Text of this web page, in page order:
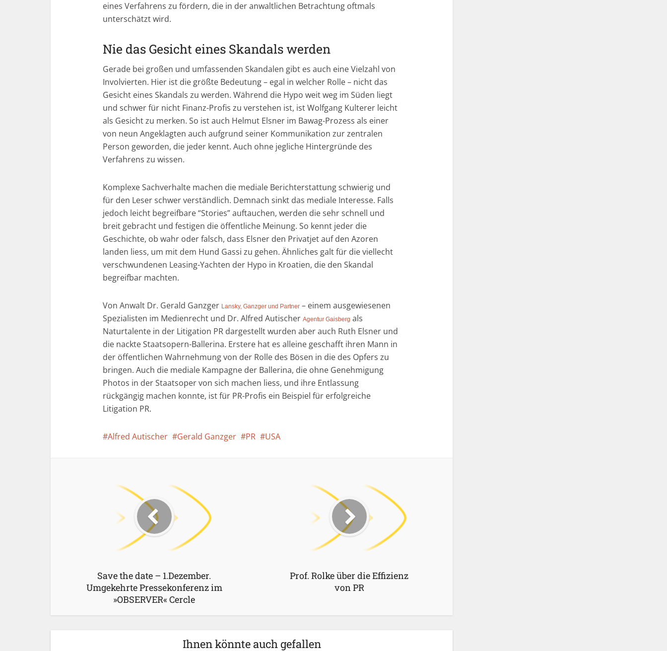
eines Verfahrens zu fördern, die in der anwaltlichen Betrachtung oftmals
unterschätzt wird.
Nie das Gesicht eines Skandals werden
Gerade bei großen und umfassenden Skandalen gibt es auch eine Vielzahl von
Involvierten. Hier ist die größte Bedeutung – egal in welcher Rolle – nicht das
Gesicht eines Skandals zu werden. Während die Hypo weit weg im Süden liegt
und schwer für nicht Finanz-Profis zu verstehen ist, ist Wolfgang Kulterer leicht
als Gesicht zu merken. So ist auch Helmut Elsner im Bawag-Prozess als einer
von neun Angeklagten auch aufgrund seiner Kommunikation zur zentralen
Person geworden, die jeder kennt. Auch ohne jegliche Hintergründe des
Verfahrens zu wissen.
Komplexe Sachverhalte machen die mediale Berichterstattung schwierig und
für den Leser schwer verständlich. Demnach sinkt das mediale Interesse. Falls
jedoch leicht begreifbare “Stories” auftauchen, werden die sehr schnell und
breit gebracht und festigen die öffentliche Meinung. So kennt jeder die
Geschichte, ob wahr oder falsch, dass Elsner den Privatjet auf den Azoren
landen liess, um mit dem Hund Gassi zu gehen. Ähnliches galt für die viellecht
verschwundenen Leasing-Yachten der Hypo in Kroatien, die den Skandal
begreifbar machten.
Von Anwalt Dr. Gerald Ganzger Lansky, Ganzger und Partner – einem ausgewiesenen
Spezialisten im Medienrecht und Dr. Alfred Autischer Agentur Gaisberg als
Naturtalente in der Litigation PR dargestellt wurden aber auch Ruth Elsner und
die nackte Staatsopern-Ballerina. Erstere hat es alleine geschafft ihren Mann in
der öffentlichen Wahrnehmung von der Rolle des Bösen in die des Opfers zu
bringen. Auch die mediale Kampagne der Ballerina, die ohne Genehmigung
Photos in der Staatsoper von sich machen liess, und ihre Entlassung
rückgängig machen konnte, ist für PR-Profis ein Beispiel für erfolgreiche
Litigation PR.
Alfred Autischer Gerald Ganzger PR USA
Save the date – 1.Dezember.
Umgekehrte Pressekonferenz im
»OBSERVER« Cercle
Prof. Rolke über die Effizienz
von PR
Ihnen könnte auch gefallen